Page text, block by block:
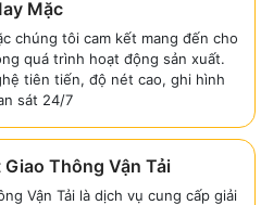
Mặc
chúng tôi cam kết mang đến cho
quá trình hoạt động sản xuất.
tiên tiến, độ nét cao, ghi hình
sát 24/7
Giao Thông Vận Tải
Vận Tải là dịch vụ cung cấp giải